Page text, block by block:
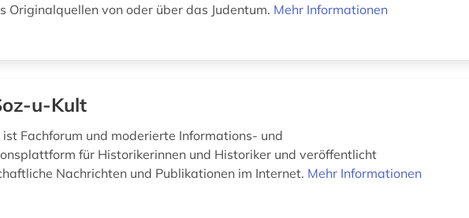
Originalquellen von oder über das Judentum. Mehr Informationen
u-Kult
Fachforum und moderierte Informations- und
für Historikerinnen und Historiker und veröffentlicht
Nachrichten und Publikationen im Internet. Mehr Informationen